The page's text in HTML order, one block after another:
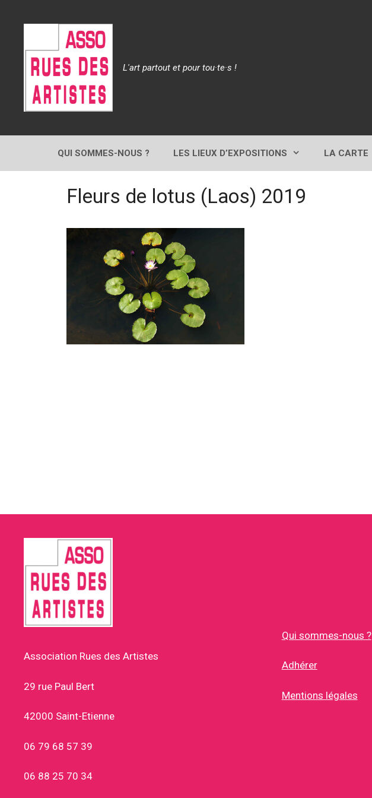
L'art partout et pour tou·te·s !
QUI SOMMES-NOUS ? LES LIEUX D’EXPOSITIONS LA CARTE
Fleurs de lotus (Laos) 2019
Association Rues des Artistes
29 rue Paul Bert
42000 Saint-Etienne
06 79 68 57 39
06 88 25 70 34
Qui sommes-nous ?
Adhérer
Mentions légales